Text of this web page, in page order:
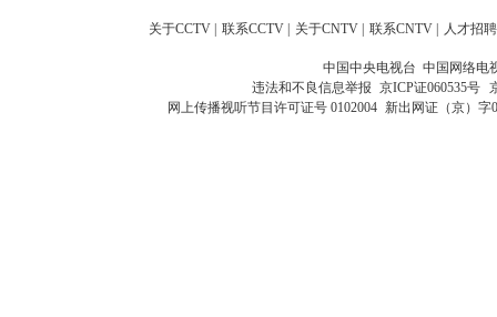
关于CCTV 联系CCTV 关于CNTV 联系CNTV 人才招聘
中国中央电视台 中国网络电
违法和不良信息举报 京ICP证060535号
网上传播视听节目许可证号 0102004 新出网证（京）